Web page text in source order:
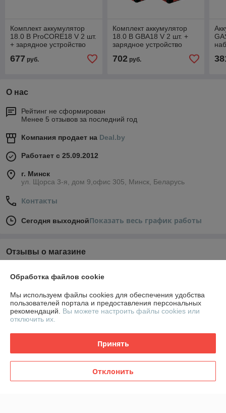
Комплект аккумулятор
18.0 В ProCORE18 V 2 шт.
+ зарядное устройство
ProCORE18 V 4,0Ah 2 шт.
677 руб.
Комплект аккумулятор
18.0 В GBA18 V 2 шт. +
зарядное устройство
GAL1880CV (Набор GBA
18 V 5,0Ah 2 шт. +
702руб.
О нас
Рейтинг не сформирован
Менее 5 отзывов за последний год
Компания продает на Deal.by
Работает с 25.09.2012
г. Минск
ул. Щорса 3-я, дом 9,офис 305, Минск, Беларусь
Контакты
Сегодня выходнойПоказать весь график работы
Отзывы о магазине
О нас
Контакты
Обработка файлов cookie
Мы используем файлы cookies для обеспечения удобства
пользователей портала и предоставления персональных
рекомендаций. Вы можете настроить файлы cookies или
отключить их.
Принять
Отклонить